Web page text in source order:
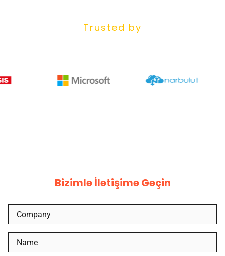
Trusted by
Bizimle İletişime Geçin